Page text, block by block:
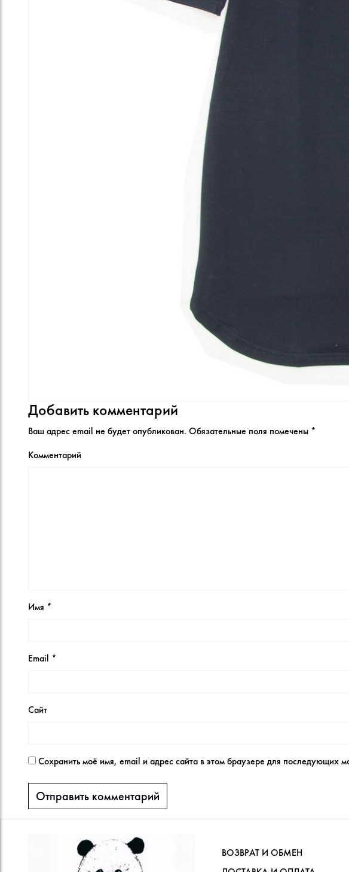
Добавить комментарий
Ваш адрес email не будет опубликован. Обязательные поля помечены *
Комментарий
Имя *
Email *
Сайт
Сохранить моё имя, email и адрес сайта в этом браузере для последующих
ВОЗВРАТ И ОБМЕН